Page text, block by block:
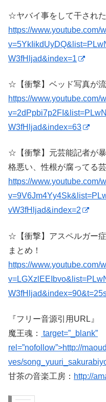
☆ヤバイ事をして干された
https://www.youtube.com/
W3fHljad&index=1
☆【衝撃】ベッド写真が
https://www.youtube.com/
W3fHljad&index=63
☆【衝撃】元芸能記者が
格悪い、性根が腐ってる
https://www.youtube.com/
vW3fHljad&index=2
☆【衝撃】アスペルガー
まとめ！
https://www.youtube.com/
『フリー音源引用URL』
魔王魂：
target=”_blank”
rel=”nofollow”>http://
ves/
甘茶の音楽工房： http://